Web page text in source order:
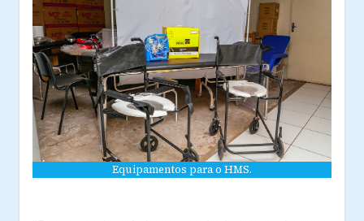
Equipamentos para o HMS.